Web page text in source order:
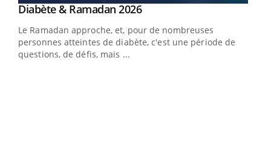
Youtube
Diabète & Ramadan 2026Youtube
Le Ramadan approche, et, pour de nombreuses
personnes atteintes de diabète, c'est une période de
questions, de défis, mais ...